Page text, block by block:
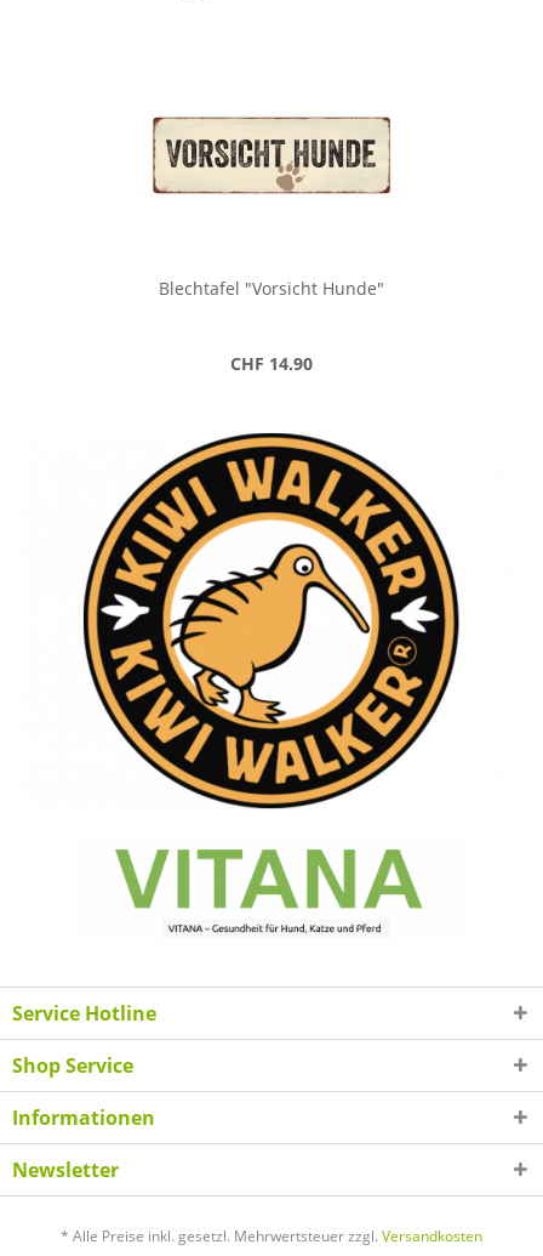
Blechtafel "Vorsicht Hunde"
CHF 14.90
Service Hotline
Shop Service
Informationen
Newsletter
* Alle Preise inkl. gesetzl. Mehrwertsteuer zzgl. Versandkosten